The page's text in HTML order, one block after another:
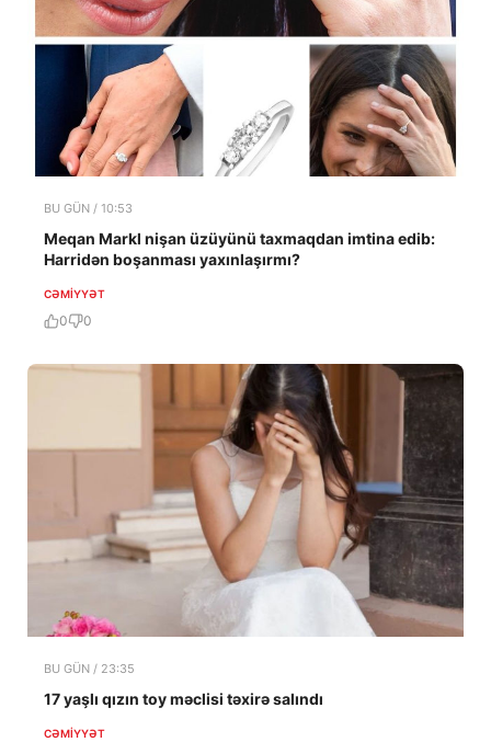
BU GÜN / 10:53
Meqan Markl nişan üzüyünü taxmaqdan imtina edib:
Harridən boşanması yaxınlaşırmı?
CƏMIYYƏT
0 0
BU GÜN / 23:35
17 yaşlı qızın toy məclisi təxirə salındı
CƏMIYYƏT